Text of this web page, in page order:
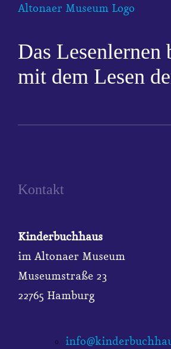
Das Lesenlernen
mit dem Lesen
Kontakt
Kinderbuchhaus
im Altonaer Museum
Museumstraße 23
22765 Hamburg